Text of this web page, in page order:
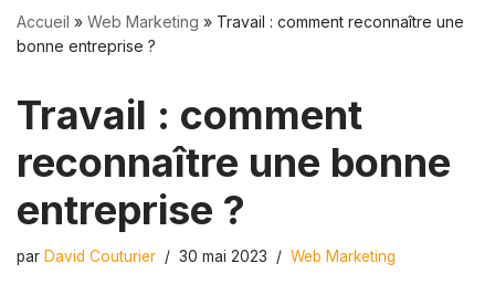
Accueil » Web Marketing » Travail : comment reconnaître une
bonne entreprise ?
Travail : comment
reconnaître une bonne
entreprise ?
par David Couturier 30 mai 2023 Web Marketing